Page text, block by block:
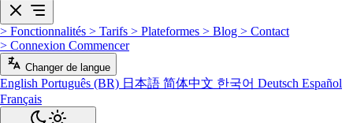
> Fonctionnalités > Tarifs > Plateformes > Blog > Contact
> Connexion Commencer
Changer de langue
English Português (BR) 日本語 简体中文 한국어 Deutsch Español
Français